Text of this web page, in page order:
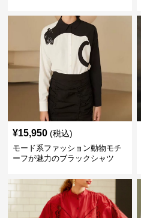
¥15,950 (税込)
モード系ファッション動物モチ
ーフが魅力のブラックシャツ